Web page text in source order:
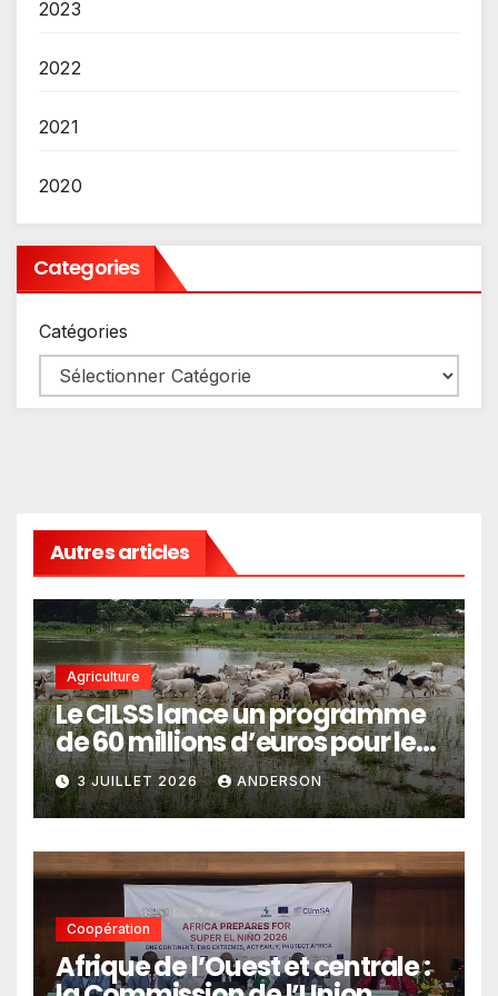
2023
2022
2021
2020
Categories
Catégories
Autres articles
Agriculture
Le CILSS lance un programme
de 60 millions d’euros pour le
pastoralisme
3 JUILLET 2026 ANDERSON
Coopération
Afrique de l’Ouest et centrale :